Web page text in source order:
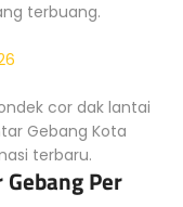
terbuang.
cor dak lantai
Gebang Kota
terbaru.
Per